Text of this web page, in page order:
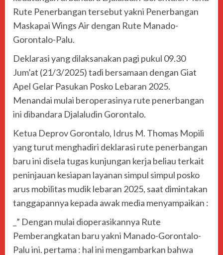
Rute Penerbangan tersebut yakni Penerbangan
Maskapai Wings Air dengan Rute Manado-
Gorontalo-Palu.
Deklarasi yang dilaksanakan pagi pukul 09.30
Jum’at (21/3/2025) tadi bersamaan dengan Giat
Apel Gelar Pasukan Posko Lebaran 2025.
Menandai mulai beroperasinya rute penerbangan
ini dibandara Djalaludin Gorontalo.
Ketua Deprov Gorontalo, Idrus M. Thomas Mopili
yang turut menghadiri deklarasi rute penerbangan
baru ini disela tugas kunjungan kerja beliau terkait
peninjauan kesiapan layanan simpul simpul posko
arus mobilitas mudik lebaran 2025, saat dimintakan
tanggapannya kepada awak media menyampaikan :
_” Dengan mulai dioperasikannya Rute
Pemberangkatan baru yakni Manado-Gorontalo-
Palu ini. pertama : hal ini mengambarkan bahwa